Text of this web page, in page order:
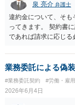
泉 亮介 弁護士
違約金について、そも
ってきます。 契約書
であれば請求に応じ
す。
業務委託による偽
#業務委託契約 #労働・雇
2026年6月4日